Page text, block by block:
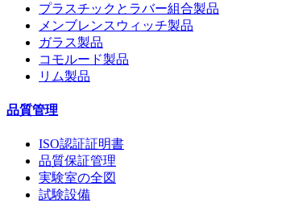
プラスチックとラバー組合製品
メンブレンスウィッチ製品
ガラス製品
コモルード製品
リム製品
品質管理
ISO認証証明書
品質保証管理
実験室の全図
試験設備